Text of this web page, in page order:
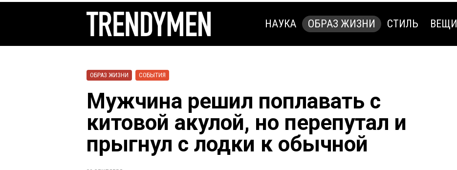
НАУКА ОБРАЗ ЖИЗНИ СТИЛЬ ВЕЩИ
ОБРАЗ ЖИЗНИ СОБЫТИЯ
Мужчина решил поплавать с
китовой акулой, но перепутал и
прыгнул с лодки к обычной